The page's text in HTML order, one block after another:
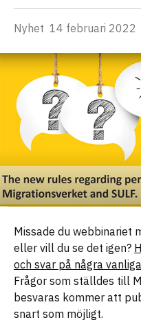
Nyhet 14 februari 2022
Missade du webbinariet
eller vill du se det igen?
och svar på några
Frågor som ställdes till
besvaras kommer att
snart som möjligt.